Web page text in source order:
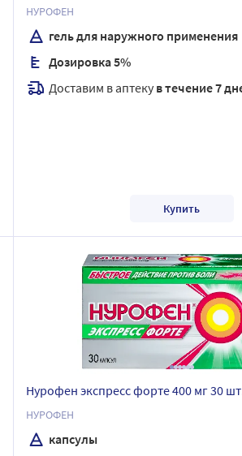
НУРОФЕН
гель для наружного применения
Дозировка 5%
Доставим в аптеку в течение 7
Купить
Нурофен экспресс форте 400 мг 30
НУРОФЕН
капсулы